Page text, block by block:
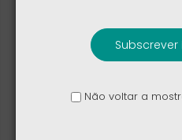
Subscrever
Não voltar a